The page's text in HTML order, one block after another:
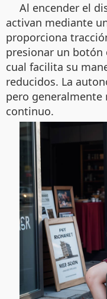
Al encender el
activan mediante
proporciona
presionar un
cual facilita su
reducidos. La
pero generalmente
continuo.